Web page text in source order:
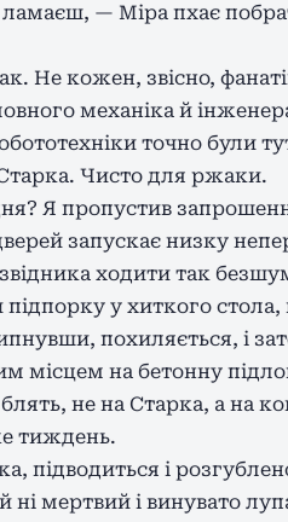
— Міра пхає
Не кожен, звісно,
механіка й
точно були
Чисто для ржаки.
Я пропустив
запускає низку
ходити так
у хиткого
похиляється, і
місцем на бетонну
блять, не на Старка, а на
тиждень.
підводиться і
ні мертвий і винувато